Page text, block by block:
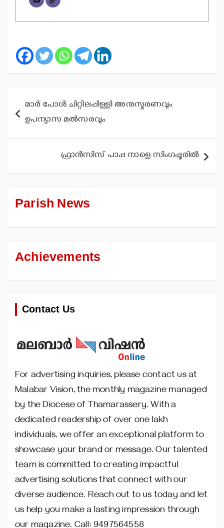
navigation
മാര്‍ പോള്‍ ചിറ്റിലപ്പിള്ളി അനുസ്മരണവും
ഉപന്യാസ മല്‍സരവും
ഫ്രാന്‍സിസ് പാപ്പ നാളെ സിംഗപ്പൂരില്‍
Parish News
Achievements
Contact Us
For advertising inquiries, please contact us at
Malabar Vision, the monthly magazine managed
by the Diocese of Thamarassery. With a
dedicated readership of over one lakh
individuals, we offer an exceptional platform to
showcase your brand or message. Our talented
team is committed to creating impactful
advertising solutions that connect with our
diverse audience. Reach out to us today and let
us help you make a lasting impression through